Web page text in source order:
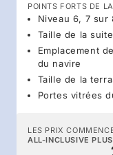
POINTS FORTS DE
Niveau 6, 7 sur
Taille de la
Emplacement
du navire
Taille de la
Portes vitrées
LES PRIX
ALL-INCLUSIVE PLUS